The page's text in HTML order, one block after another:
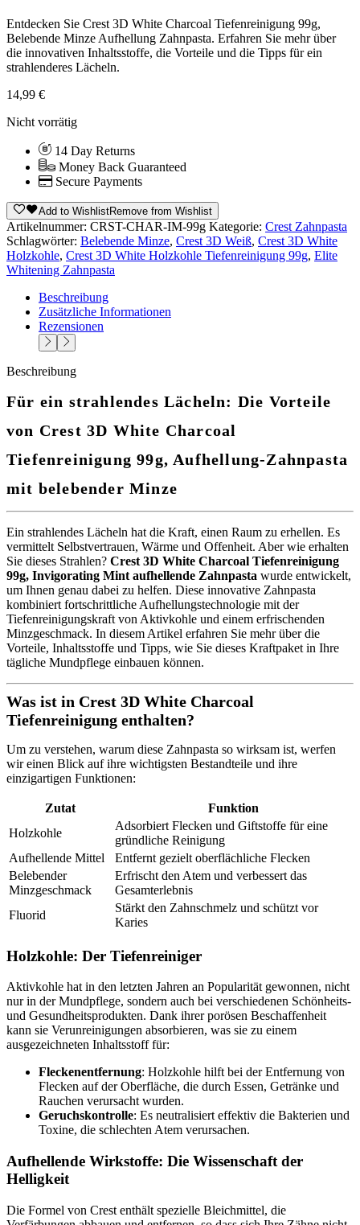
Entdecken Sie Crest 3D White Charcoal Tiefenreinigung 99g,
Belebende Minze Aufhellung Zahnpasta. Erfahren Sie mehr über
die innovativen Inhaltsstoffe, die Vorteile und die Tipps für ein
strahlenderes Lächeln.
14,99 €
Nicht vorrätig
14 Day Returns
Money Back Guaranteed
Secure Payments
Add to WishlistRemove from Wishlist
Artikelnummer: CRST-CHAR-IM-99g Kategorie: Crest Zahnpasta
Schlagwörter: Belebende Minze, Crest 3D Weiß, Crest 3D White
Holzkohle, Crest 3D White Holzkohle Tiefenreinigung 99g, Elite
Whitening Zahnpasta
Beschreibung
Zusätzliche Informationen
Rezensionen
Beschreibung
Für ein strahlendes Lächeln: Die Vorteile
von Crest 3D White Charcoal
Tiefenreinigung 99g, Aufhellung-Zahnpasta
mit belebender Minze
Ein strahlendes Lächeln hat die Kraft, einen Raum zu erhellen. Es
vermittelt Selbstvertrauen, Wärme und Offenheit. Aber wie erhalten
Sie dieses Strahlen? Crest 3D White Charcoal Tiefenreinigung
99g, Invigorating Mint aufhellende Zahnpasta wurde entwickelt,
um Ihnen genau dabei zu helfen. Diese innovative Zahnpasta
kombiniert fortschrittliche Aufhellungstechnologie mit der
Tiefenreinigungskraft von Aktivkohle und einem erfrischenden
Minzgeschmack. In diesem Artikel erfahren Sie mehr über die
Vorteile, Inhaltsstoffe und Tipps, wie Sie dieses Kraftpaket in Ihre
tägliche Mundpflege einbauen können.
Was ist in Crest 3D White Charcoal
Tiefenreinigung enthalten?
Um zu verstehen, warum diese Zahnpasta so wirksam ist, werfen
wir einen Blick auf ihre wichtigsten Bestandteile und ihre
einzigartigen Funktionen:
Zutat
Funktion
Holzkohle
Adsorbiert Flecken und Giftstoffe für eine
gründliche Reinigung
Aufhellende Mittel
Entfernt gezielt oberflächliche Flecken
Belebender
Minzgeschmack
Erfrischt den Atem und verbessert das
Gesamterlebnis
Fluorid
Stärkt den Zahnschmelz und schützt vor
Karies
Holzkohle: Der Tiefenreiniger
Aktivkohle hat in den letzten Jahren an Popularität gewonnen, nicht
nur in der Mundpflege, sondern auch bei verschiedenen Schönheits-
und Gesundheitsprodukten. Dank ihrer porösen Beschaffenheit
kann sie Verunreinigungen absorbieren, was sie zu einem
ausgezeichneten Inhaltsstoff für:
Fleckenentfernung: Holzkohle hilft bei der Entfernung von
Flecken auf der Oberfläche, die durch Essen, Getränke und
Rauchen verursacht wurden.
Geruchskontrolle: Es neutralisiert effektiv die Bakterien und
Toxine, die schlechten Atem verursachen.
Aufhellende Wirkstoffe: Die Wissenschaft der
Helligkeit
Die Formel von Crest enthält spezielle Bleichmittel, die